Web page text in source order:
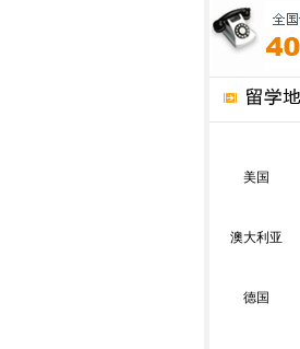
美国
澳大利亚
德国